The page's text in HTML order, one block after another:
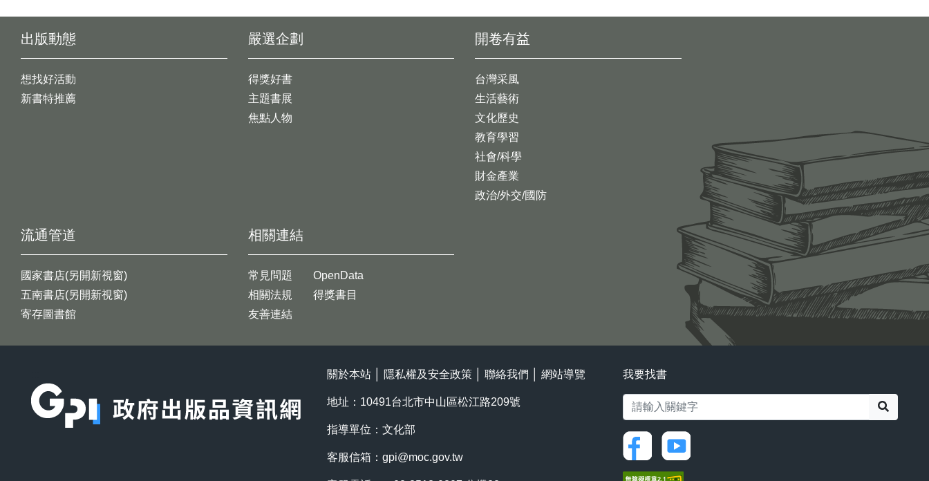
出版動態
想找好活動
新書特推薦
開卷有益
台灣采風
生活藝術
文化歷史
教育學習
社會/科學
財金產業
政治/外交/國防
嚴選企劃
得獎好書
主題書展
焦點人物
流通管道
國家書店(另開新視窗)
五南書店(另開新視窗)
寄存圖書館
相關連結
常見問題
相關法規
友善連結
OpenData
得獎書目
關於本站 隱私權及安全政策 聯絡我們 網站導覽
地址：10491台北市中山區松江路209號
指導單位：文化部
客服信箱： gpi@moc.gov.tw
我要找書